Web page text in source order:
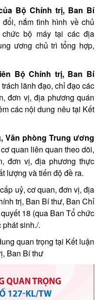
Bộ Chính trị, Ban Bí
nắm tình hình về chủ
bộ máy tại các địa
ương chủ trì tổng hợp,
Bộ Chính trị, Ban Bí
lãnh đạo, chỉ đạo các
đơn vị, địa phương quán
các nội dung nêu tại Kết
Văn phòng Trung ương
quan liên quan theo dõi,
đơn vị, địa phương thực
lượng và tiến độ đề ra.
uỷ, cơ quan, đơn vị, địa
trị, Ban Bí thư, Ban Chỉ
18 (qua Ban Tổ chức
sinh./.
quan trọng tại Kết luận
Ban Bí thư